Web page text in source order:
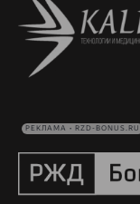
РЕКЛАМА • RZD-BONUS.RU